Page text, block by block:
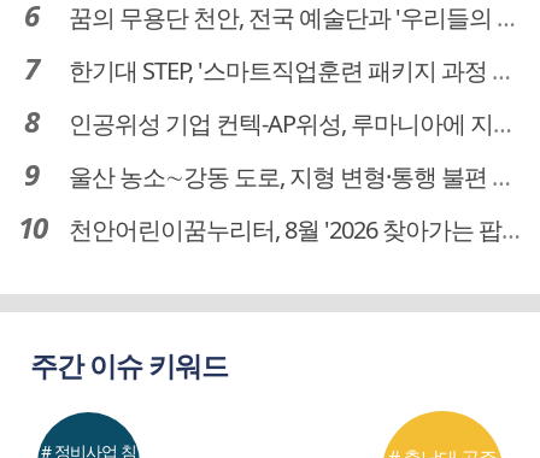
꿈의 무용단 천안, 전국 예술단과 '우리들의 하모니' 선보여
한기대 STEP, '스마트직업훈련 패키지 과정 3기' 모집
인공위성 기업 컨텍-AP위성, 루마니아에 지상국 시스템 전수
울산 농소∼강동 도로, 지형 변형·통행 불편 해법 찾는다
천안어린이꿈누리터, 8월 '2026 찾아가는 팝업놀이터' 운영
주간 이슈 키워드
# 정비사업 침